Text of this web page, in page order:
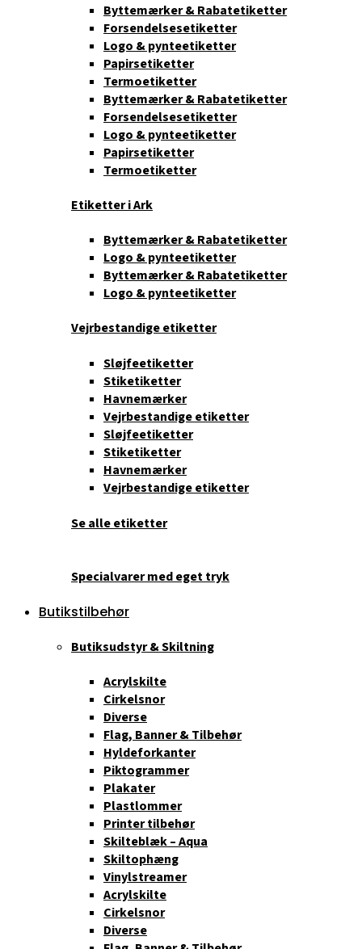
Byttemærker & Rabatetiketter
Forsendelsesetiketter
Logo & pynteetiketter
Papirsetiketter
Termoetiketter
Byttemærker & Rabatetiketter
Forsendelsesetiketter
Logo & pynteetiketter
Papirsetiketter
Termoetiketter
Etiketter i Ark
Byttemærker & Rabatetiketter
Logo & pynteetiketter
Byttemærker & Rabatetiketter
Logo & pynteetiketter
Vejrbestandige etiketter
Sløjfeetiketter
Stiketiketter
Havnemærker
Vejrbestandige etiketter
Sløjfeetiketter
Stiketiketter
Havnemærker
Vejrbestandige etiketter
Se alle etiketter
Specialvarer med eget tryk
Butikstilbehør
Butiksudstyr & Skiltning
Acrylskilte
Cirkelsnor
Diverse
Flag, Banner & Tilbehør
Hyldeforkanter
Piktogrammer
Plakater
Plastlommer
Printer tilbehør
Skilteblæk – Aqua
Skiltophæng
Vinylstreamer
Acrylskilte
Cirkelsnor
Diverse